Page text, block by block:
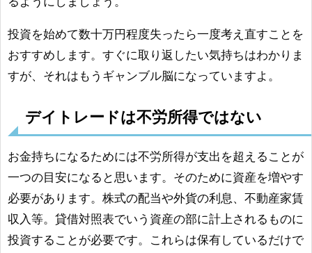
投資を始めて数十万円程度失ったら一度考え直すことを
おすすめします。すぐに取り返したい気持ちはわかりま
すが、それはもうギャンブル脳になっていますよ。
デイトレードは不労所得ではない
お金持ちになるためには不労所得が支出を超えることが
一つの目安になると思います。そのために資産を増やす
必要があります。株式の配当や外貨の利息、不動産家賃
収入等。貸借対照表でいう資産の部に計上されるものに
投資することが必要です。これらは保有しているだけで